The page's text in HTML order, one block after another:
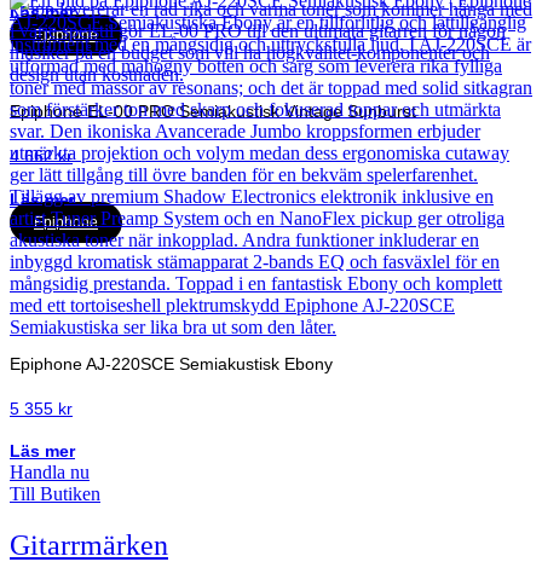
Läs mer
Epiphone
Epiphone EL-00 PRO Semiakustisk Vintage Sunburst
4 662kr
Läs mer
Epiphone
Epiphone AJ-220SCE Semiakustisk Ebony
5 355 kr
Läs mer
Handla nu
Till Butiken
Gitarrmärken